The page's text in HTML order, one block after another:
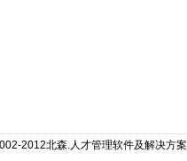
2012北森.人才管理软件及解决方案